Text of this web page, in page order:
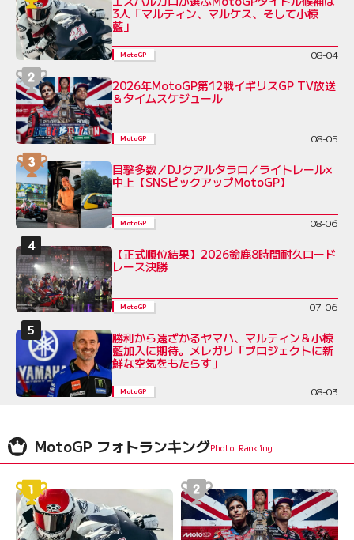
3人「マルティン、マルケス、そして小椋
藍」
MotoGP 08-04
2026年MotoGP第12戦イギリスGP TV放送
＆タイムスケジュール
MotoGP 08-05
目撃多数／DJクアルタラロ／ライトレール×
中上【SNSピックアップMotoGP】
MotoGP 08-06
【正式順位結果】2026鈴鹿8時間耐久ロード
レース決勝
MotoGP 07-06
勝利から遠ざかるヤマハ、マルティン＆小椋
藍加入に期待。メレガリ「プロジェクトに新
鮮な空気をもたらす」
MotoGP 08-03
MotoGP フォトランキング